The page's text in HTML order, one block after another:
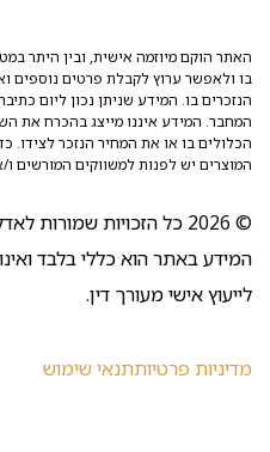
האתר הוקם מיוזמה אישית, ובין היתר
בו ולאפשר ערוץ לקבלת פרטים נוספים
הנזכרים בו. המידע שניתן נכון ליום
המחבר. המידע איננו מייצג בהכרח את
הכלולים בו או את המחיר הנזכר לצידו.
המוצרים יש לפנות למשווקים המורשים
© 2026 כל הזכויות שמורות לאדלר, ברגמן, גור ושות'
המידע באתר הוא כללי בלבד
לייעוץ אישי מעורך דין.
מדיניות פרטיותתנאי שימוש